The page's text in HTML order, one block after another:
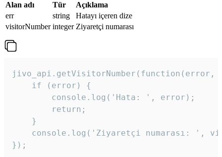
Alan adı Tür
Açıklama
err
string
Hatayı içeren dize
visitorNumber integer Ziyaretçi numarası
jivo_api.getVisitorNumber(function(error,
    if (error) {
        console.log('Hata: ', error);
        return;
    }
console.log('Ziyaretçi numarası: ',
});